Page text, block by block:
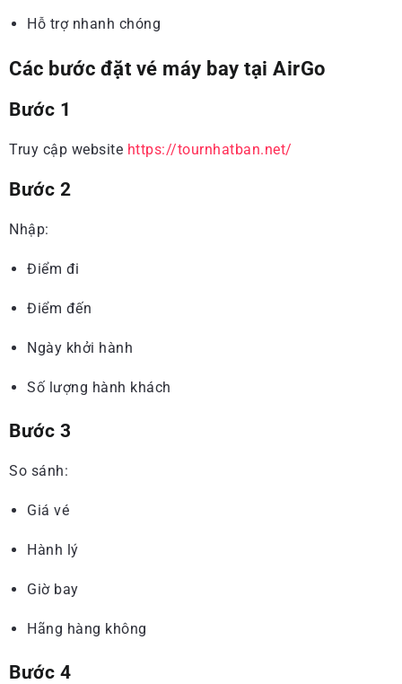
Hỗ trợ nhanh chóng
Các bước đặt vé máy bay tại AirGo
Bước 1
Truy cập website https://tournhatban.net/
Bước 2
Nhập:
Điểm đi
Điểm đến
Ngày khởi hành
Số lượng hành khách
Bước 3
So sánh:
Giá vé
Hành lý
Giờ bay
Hãng hàng không
Bước 4